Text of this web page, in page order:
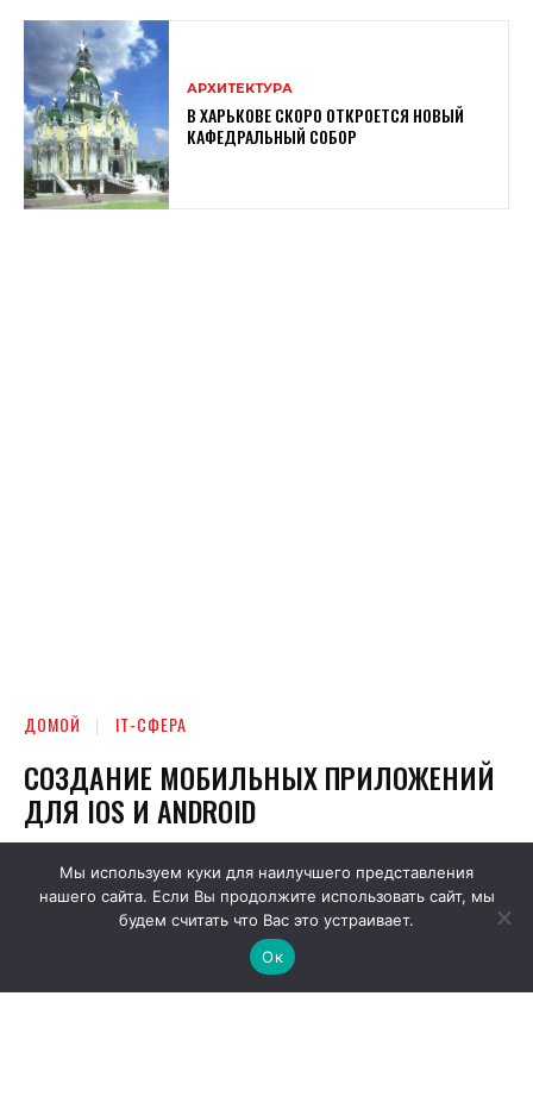
АРХИТЕКТУРА
В ХАРЬКОВЕ СКОРО ОТКРОЕТСЯ НОВЫЙ
КАФЕДРАЛЬНЫЙ СОБОР
Мы используем куки для наилучшего представления
нашего сайта. Если Вы продолжите использовать сайт, мы
будем считать что Вас это устраивает.
Ок